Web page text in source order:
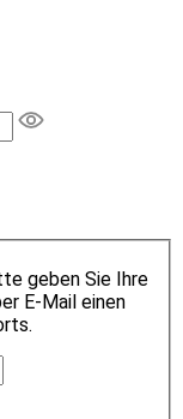
geben Sie Ihre
E-Mail einen